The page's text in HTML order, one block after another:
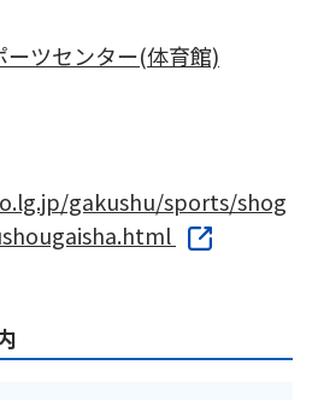
ツセンター(体育館)
gakushu/sports/shog